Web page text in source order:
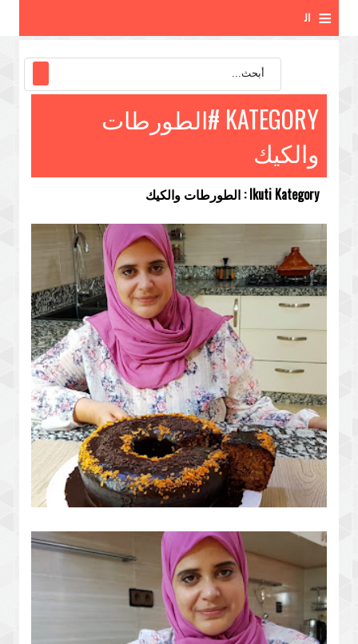
≡ ال
م
ة
KATEGORY #الطورطات
والكيك
Ikuti Kategory : الطورطات والكيك
كيكة مشكلطة بصوص تحفة شي حاجة
مختلفة